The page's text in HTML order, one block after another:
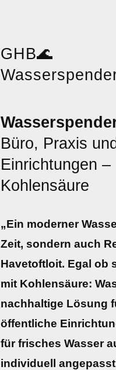
GHB🌊
Büro, Praxis
Einrichtungen
Kohlensäure
„Ein moderner
Zeit, sondern auch
Havetoftloit. Egal ob
mit Kohlensäure:
nachhaltige Lösung
öffentliche
für frisches Wasser
individuell